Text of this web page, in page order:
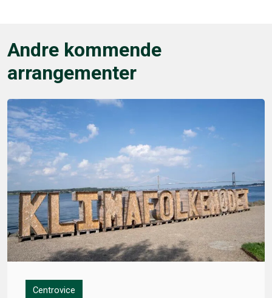
Andre kommende
arrangementer
Centrovice